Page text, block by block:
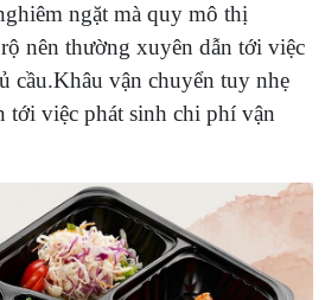
ngặt mà quy mô thị
nên thường xuyên dẫn tới việc
cầu.Khâu vận chuyển tuy nhẹ
tới việc phát sinh chi phí vận